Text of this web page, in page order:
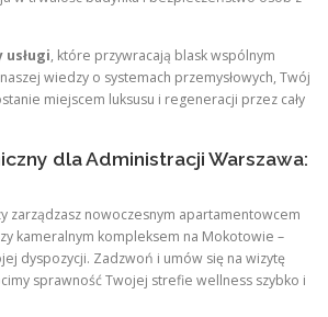
usługi, które przywracają blask wspólnym
wiedzy o systemach przemysłowych, Twój
miejscem luksusu i regeneracji przez cały
dla Administracji Warszawa:
zarządzasz nowoczesnym apartamentowcem
kameralnym kompleksem na Mokotowie –
dyspozycji. Zadzwoń i umów się na wizytę
sprawność Twojej strefie wellness szybko i